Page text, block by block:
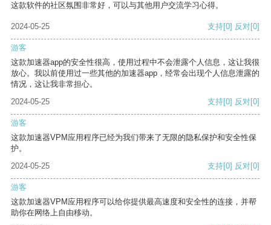
这款软件的社区氛围非常好，可以与其他用户交流学习心得。
2024-05-25 支持[0] 反对[0]
游客
这款加速器app的安全性很高，使用过程中不会泄露个人信息，这让我很
放心。我以前使用过一些其他的加速器app，经常会出现个人信息泄露的
情况，这让我非常担心。
2024-05-25
支持[0] 反对[0]
游客
这款加速器VPM应用程序已经为我们带来了无限的隐私保护和安全性保
护。
2024-05-25
支持[0] 反对[0]
游客
这款加速器VPM应用程序可以给你提供最高速度和安全性的连接，并帮
助你在网络上自由移动。